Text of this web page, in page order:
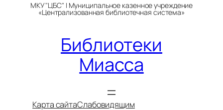
МКУ "ЦБС" | Муниципальное казенное учреждение
«Централизованная библиотечная система»
Библиотеки
Миасса
Карта сайтаСлабовидящим